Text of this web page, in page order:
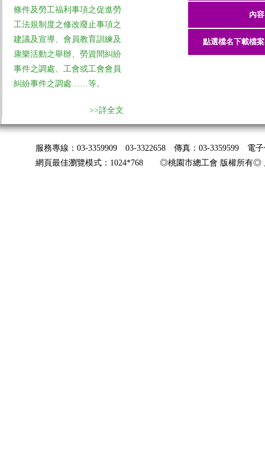
條件及勞工福利事項之促進勞
工法規制度之修改廢止事項之
建議及宣導、會員教育訓練及
康樂活動之舉辦、勞資間糾紛
事件之調處、工會或工會會員
糾紛事件之調處……等。
>>詳全文
內
點選檔名下載檔
服務專線：03-3359909 03-3322658 傳真：03-3359599 電
網頁最佳瀏覽模式：1024*768 ◎桃園市總工會 版權所有◎